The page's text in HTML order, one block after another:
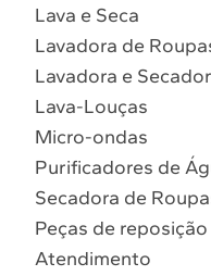
Lava e Seca
Lavadora de
Lavadora e
Lava-Louças
Micro-ondas
Purificadores de
Secadora de
Peças de reposição
Atendimento